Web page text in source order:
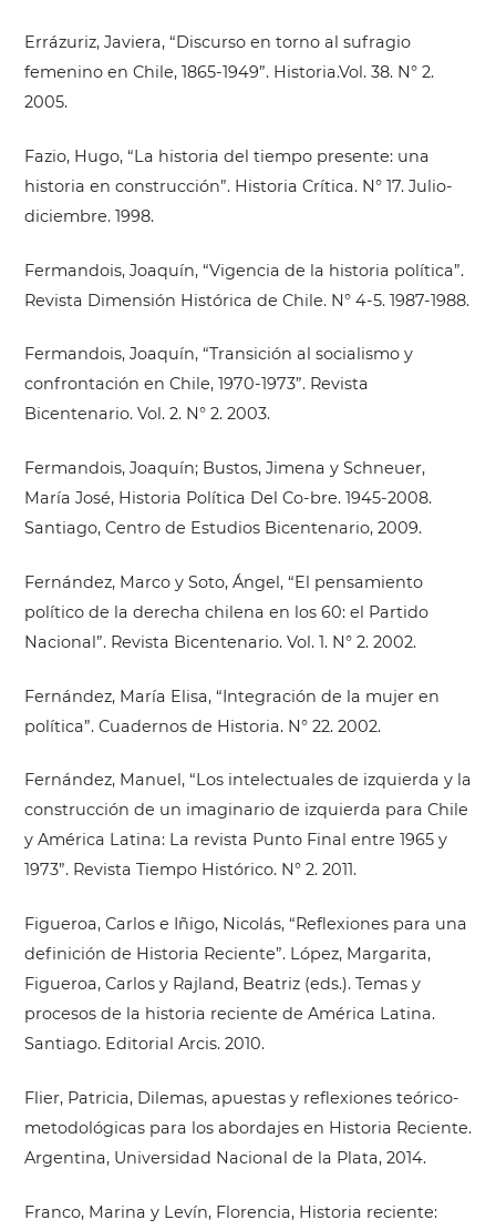
Errázuriz, Javiera, “Discurso en torno al sufragio
femenino en Chile, 1865-1949”. Historia.Vol. 38. N° 2.
2005.
Fazio, Hugo, “La historia del tiempo presente: una
historia en construcción”. Historia Crítica. N° 17. Julio-
diciembre. 1998.
Fermandois, Joaquín, “Vigencia de la historia política”.
Revista Dimensión Histórica de Chile. N° 4-5. 1987-1988.
Fermandois, Joaquín, “Transición al socialismo y
confrontación en Chile, 1970-1973”. Revista
Bicentenario. Vol. 2. N° 2. 2003.
Fermandois, Joaquín; Bustos, Jimena y Schneuer,
María José, Historia Política Del Co-bre. 1945-2008.
Santiago, Centro de Estudios Bicentenario, 2009.
Fernández, Marco y Soto, Ángel, “El pensamiento
político de la derecha chilena en los 60: el Partido
Nacional”. Revista Bicentenario. Vol. 1. N° 2. 2002.
Fernández, María Elisa, “Integración de la mujer en
política”. Cuadernos de Historia. N° 22. 2002.
Fernández, Manuel, “Los intelectuales de izquierda y la
construcción de un imaginario de izquierda para Chile
y América Latina: La revista Punto Final entre 1965 y
1973”. Revista Tiempo Histórico. N° 2. 2011.
Figueroa, Carlos e Iñigo, Nicolás, “Reflexiones para una
definición de Historia Reciente”. López, Margarita,
Figueroa, Carlos y Rajland, Beatriz (eds.). Temas y
procesos de la historia reciente de América Latina.
Santiago. Editorial Arcis. 2010.
Flier, Patricia, Dilemas, apuestas y reflexiones teórico-
metodológicas para los abordajes en Historia Reciente.
Argentina, Universidad Nacional de la Plata, 2014.
Franco, Marina y Levín, Florencia, Historia reciente: